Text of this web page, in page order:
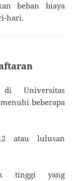
beban biaya
hari.
Universitas
beberapa
atau lulusan
tinggi yang